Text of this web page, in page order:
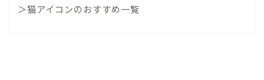
＞猫アイコンのおすすめ一覧